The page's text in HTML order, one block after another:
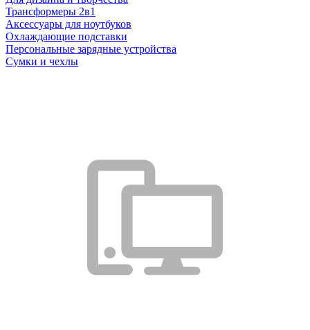
Трансформеры 2в1
Аксессуары для ноутбуков
Охлаждающие подставки
Персональные зарядные устройства
Сумки и чехлы